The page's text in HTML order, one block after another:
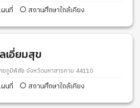
นที่ สถานศึกษาใกล้เคียง
เอี่ยมสุข
ฆภูมิพิสัย จังหวัดมหาสารคาม 44110
นที่ สถานศึกษาใกล้เคียง